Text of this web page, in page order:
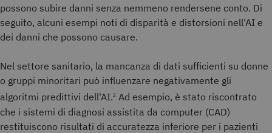
possono subire danni senza nemmeno rendersene conto. Di
seguito, alcuni esempi noti di disparità e distorsioni nell'AI e
dei danni che possono causare.
Nel settore sanitario, la mancanza di dati sufficienti su donne
o gruppi minoritari può influenzare negativamente gli
algoritmi predittivi dell'AI.2 Ad esempio, è stato riscontrato
che i sistemi di diagnosi assistita da computer (CAD)
restituiscono risultati di accuratezza inferiore per i pazienti